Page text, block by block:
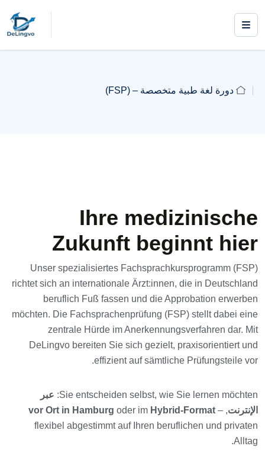
دورة لغة طبية متخصصة – (FSP)
Ihre medizinische
Zukunft beginnt hier
Unser spezialisiertes Fachsprachkursprogramm (FSP)
richtet sich an internationale Ärzt:innen, die in Deutschland
beruflich Fuß fassen und die Approbation erwerben
möchten. Die Fachsprachenprüfung (FSP) stellt dabei eine
zentrale Hürde im Anerkennungsverfahren dar. Mit
DeLingvo bereiten Sie sich gezielt, praxisorientiert und
effizient auf sämtliche Prüfungsteile vor.
Sie entscheiden selbst, wie Sie lernen möchten: عبر
الإنترنت,
vor Ort in Hamburg oder im Hybrid-Format –
flexibel abgestimmt auf Ihren beruflichen und privaten
Alltag.